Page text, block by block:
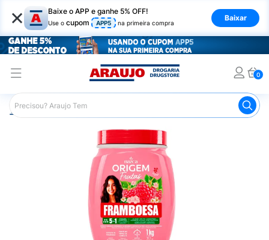
× Baixe o APP e ganhe 5% OFF!
Use o cupom APP5 na primeira compra
Baixar
0
Araujo Cabelo Creme de